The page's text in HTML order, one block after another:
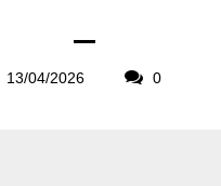
13/04/2026 0